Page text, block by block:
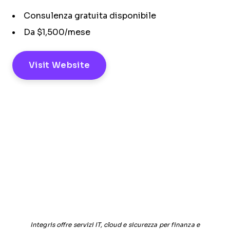
Consulenza gratuita disponibile
Da $1,500/mese
Visit Website
Integris offre servizi IT, cloud e sicurezza per finanza e